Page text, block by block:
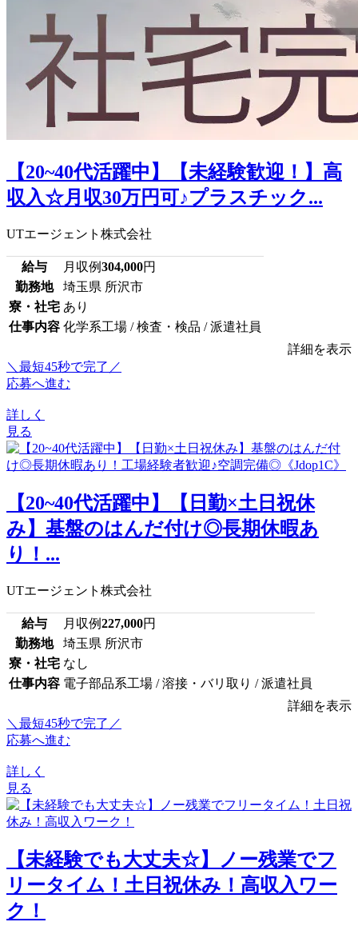
【20~40代活躍中】【未経験歓迎！】高
収入☆月収30万円可♪プラスチック...
UTエージェント株式会社
給与 月収例304,000円
勤務地
埼玉県 所沢市
寮・社宅 あり
仕事内容 化学系工場 / 検査・検品 / 派遣社員
詳細を表示
＼最短45秒で完了／
応募へ進む
詳しく
見る
【20~40代活躍中】【日勤×土日祝休
み】基盤のはんだ付け◎長期休暇あ
り！...
UTエージェント株式会社
給与 月収例227,000円
勤務地
埼玉県 所沢市
寮・社宅 なし
仕事内容 電子部品系工場 / 溶接・バリ取り / 派遣社員
詳細を表示
＼最短45秒で完了／
応募へ進む
詳しく
見る
【未経験でも大丈夫☆】ノー残業でフ
リータイム！土日祝休み！高収入ワー
ク！